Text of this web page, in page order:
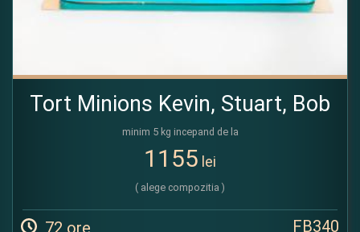
Tort Minions Kevin, Stuart, Bob
minim 5 kg incepand de la
1155 lei
( alege compozitia )
72 ore FB340